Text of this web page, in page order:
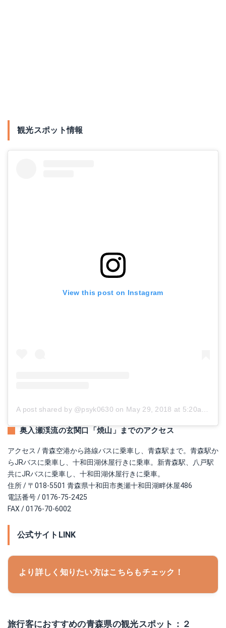
観光スポット情報
View this post on Instagram
A post shared by @psyk0630 on May 29, 2018 at 5:20am PDT
奥入瀬渓流の玄関口「焼山」までのアクセス
アクセス / 青森空港から路線バスに乗車し、青森駅まで。青森駅か
らJRバスに乗車し、十和田湖休屋行きに乗車。新青森駅、八戸駅
共にJRバスに乗車し、十和田湖休屋行きに乗車。
住所 / 〒018-5501 青森県十和田市奥瀬十和田湖畔休屋486
電話番号 / 0176-75-2425
FAX / 0176-70-6002
公式サイトLINK
より詳しく知りたい方はこちらもチェック！
旅行客におすすめの青森県の観光スポット：２